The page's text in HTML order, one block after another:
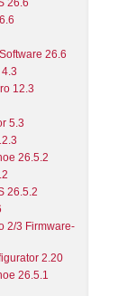
26.6
26.6
12.3
5.3
26.5.2
26.5.2
2/3 Firmware-
2.20
26.5.1